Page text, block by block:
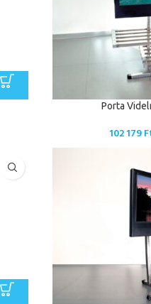
Porta
102 179